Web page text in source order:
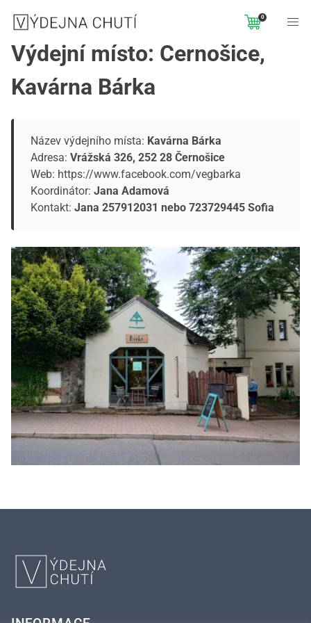
0
Výdejní místo: Černošice,
Kavárna Bárka
Název výdejního místa: Kavárna Bárka
Adresa: Vrážská 326, 252 28 Černošice
Web: https://www.facebook.com/vegbarka
Koordinátor: Jana Adamová
Kontakt: Jana 257912031 nebo 723729445 Sofia